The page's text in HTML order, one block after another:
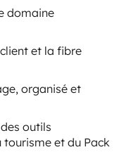
domaine
et la fibre
organisé et
outils
et du Pack